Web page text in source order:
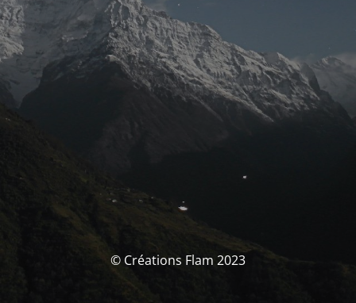
© Créations Flam 2023